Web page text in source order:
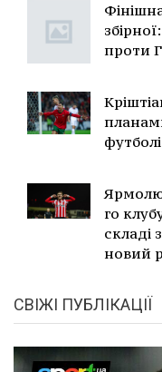
проти
го
складі
новий
СВІЖІ ПУБЛІКАЦІЇ